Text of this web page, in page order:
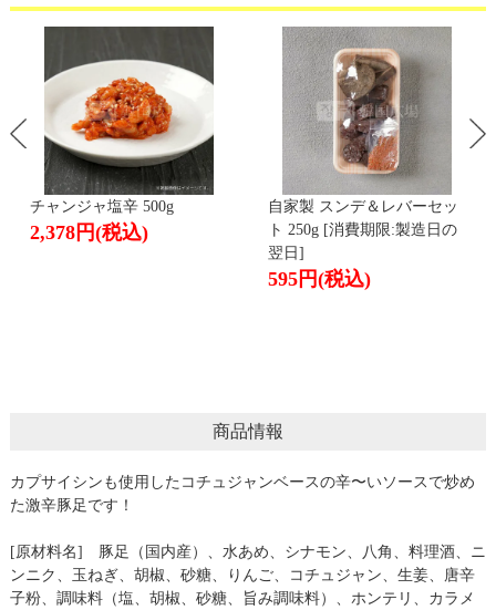
チャンジャ塩辛 500g
2,378円(税込)
自家製 スンデ＆レバーセッ
ト 250g [消費期限:製造日の
翌日]
595円(税込)
商品情報
カプサイシンも使用したコチュジャンベースの辛〜いソースで炒め
た激辛豚足です！
[原材料名] 豚足（国内産）、水あめ、シナモン、八角、料理酒、ニ
ンニク、玉ねぎ、胡椒、砂糖、りんご、コチュジャン、生姜、唐辛
子粉、調味料（塩、胡椒、砂糖、旨み調味料）、ホンテリ、カラメ